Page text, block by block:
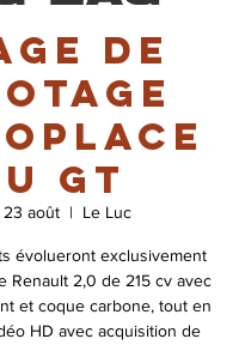
de
GT
23 août
  |
Le Luc
évolueront exclusivement
Renault 2,0 de 215 cv avec
et coque carbone, tout en
HD avec acquisition de